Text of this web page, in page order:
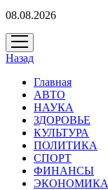
08.08.2026
открыть
меню
Назад
Главная
АВТО
НАУКА
ЗДОРОВЬЕ
КУЛЬТУРА
ПОЛИТИКА
СПОРТ
ФИНАНСЫ
ЭКОНОМИКА